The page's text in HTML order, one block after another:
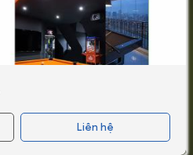
Liên hệ